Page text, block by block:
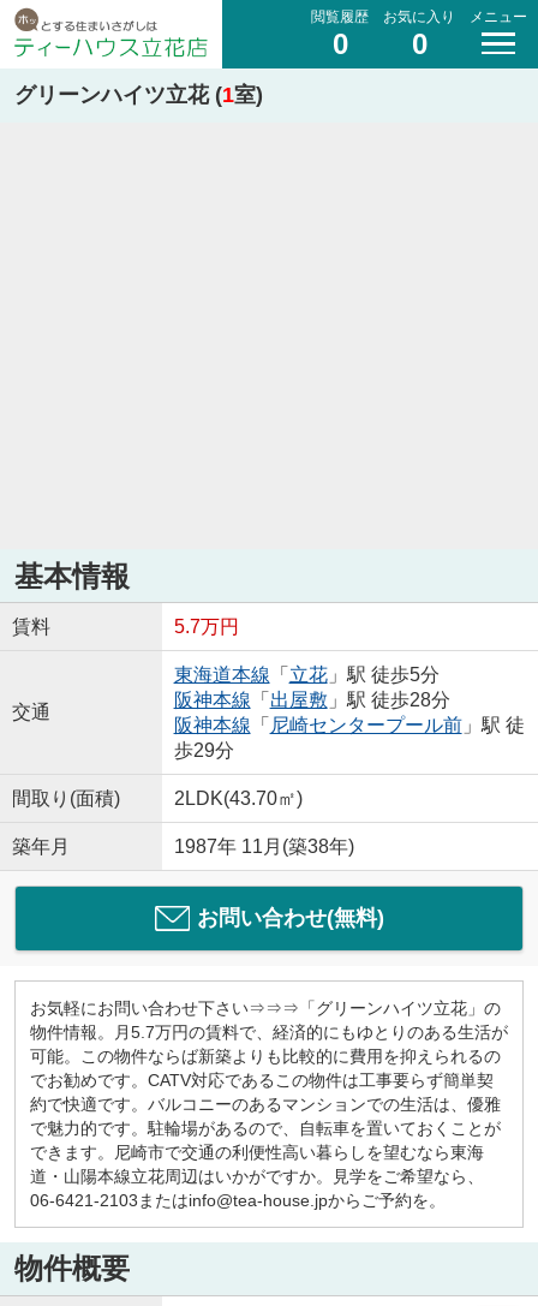
閲覧履歴
0
お気に入り
0
メニュー
グリーンハイツ立花 (1室)
基本情報
賃料 5.7万円
交通
東海道本線 「 立花」駅 徒歩5分
阪神本線 「 出屋敷 」駅 徒歩28分
阪神本線 「 尼崎センタープール前」駅 徒
歩29分
間取り(面積) 2LDK(43.70㎡)
築年月 1987年 11月(築38年)
お問い合わせ(無料)
お気軽にお問い合わせ下さい⇒⇒⇒「グリーンハイツ立花」の
物件情報。月5.7万円の賃料で、経済的にもゆとりのある生活が
可能。この物件ならば新築よりも比較的に費用を抑えられるの
でお勧めです。CATV対応であるこの物件は工事要らず簡単契
約で快適です。バルコニーのあるマンションでの生活は、優雅
で魅力的です。駐輪場があるので、自転車を置いておくことが
できます。尼崎市で交通の利便性高い暮らしを望むなら東海
道・山陽本線立花周辺はいかがですか。見学をご希望なら、
06-6421-2103またはinfo@tea-house.jpからご予約を。
物件概要